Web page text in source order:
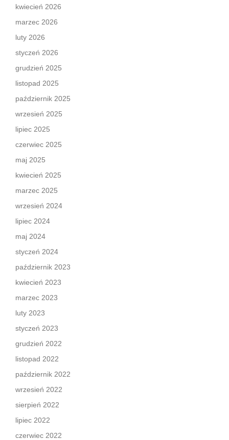
kwiecień 2026
marzec 2026
luty 2026
styczeń 2026
grudzień 2025
listopad 2025
październik 2025
wrzesień 2025
lipiec 2025
czerwiec 2025
maj 2025
kwiecień 2025
marzec 2025
wrzesień 2024
lipiec 2024
maj 2024
styczeń 2024
październik 2023
kwiecień 2023
marzec 2023
luty 2023
styczeń 2023
grudzień 2022
listopad 2022
październik 2022
wrzesień 2022
sierpień 2022
lipiec 2022
czerwiec 2022